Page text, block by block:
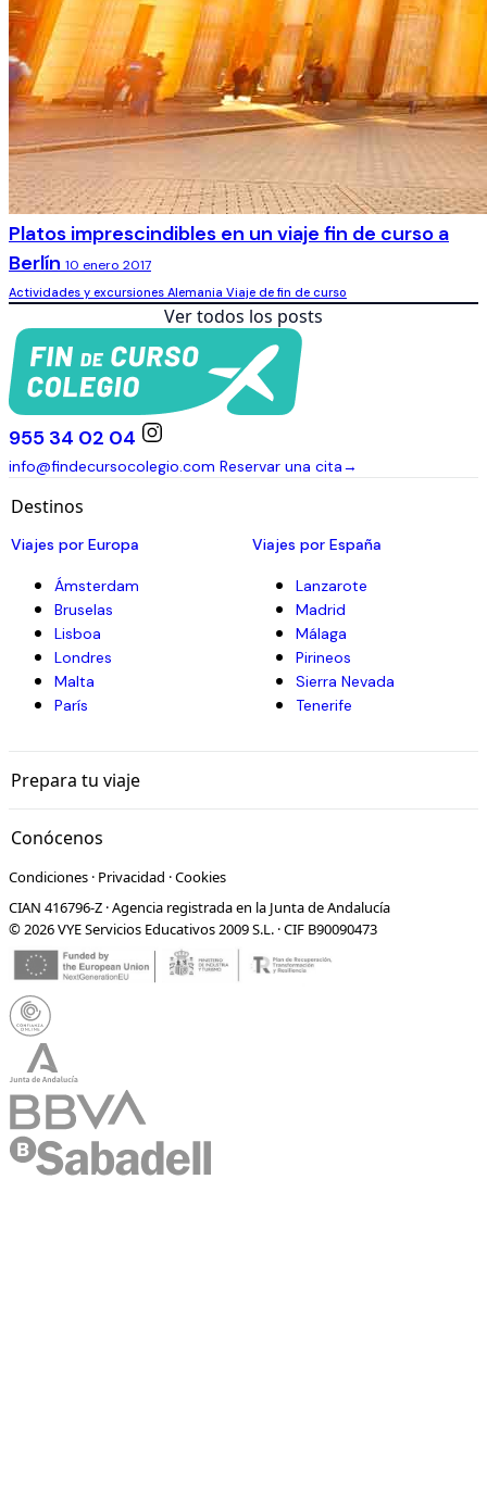
Platos imprescindibles en un viaje fin de curso a
Berlín 10 enero 2017
Actividades y excursiones Alemania Viaje de fin de curso
Ver todos los posts
955 34 02 04
info@findecursocolegio.com Reservar una cita→
Destinos
Viajes por Europa
Ámsterdam
Bruselas
Lisboa
Londres
Malta
París
Viajes por España
Lanzarote
Madrid
Málaga
Pirineos
Sierra Nevada
Tenerife
Prepara tu viaje
Conócenos
Condiciones · Privacidad ·Cookies
CIAN 416796-Z · Agencia registrada en la Junta de Andalucía
© 2026 VYE Servicios Educativos 2009 S.L. · CIF B90090473